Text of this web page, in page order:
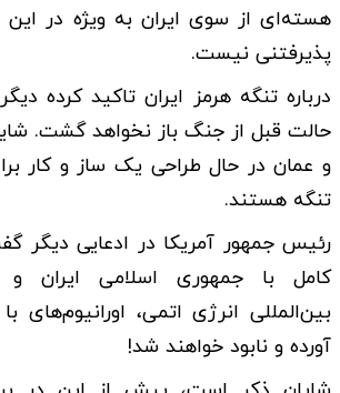
هسته‌ای از سوی ایران به ویژه در این
پذیرفتنی نیست.
درباره تنگه هرمز ایران تاکید کرده
حالت قبل از جنگ باز نخواهد گشت.
و عمان در حال طراحی یک ساز و کار
تنگه هستند.
رئیس جمهور آمریکا در ادعایی دیگر
کامل با جمهوری اسلامی ایران
بین‌المللی انرژی اتمی، اورانیوم‌های
آورده و نابود خواهند شد!